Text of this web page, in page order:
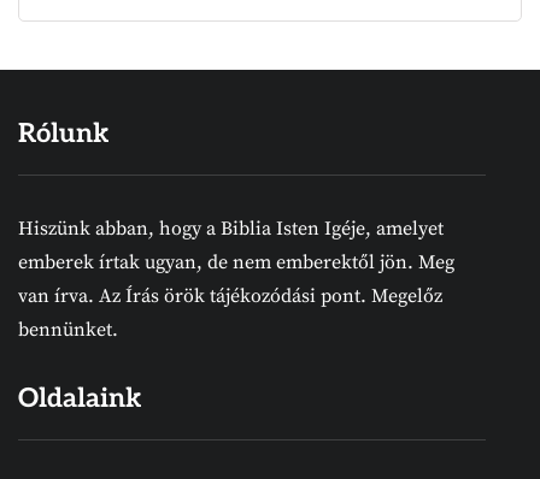
Rólunk
Hiszünk abban, hogy a Biblia Isten Igéje, amelyet
emberek írtak ugyan, de nem emberektől jön. Meg
van írva. Az Írás örök tájékozódási pont. Megelőz
bennünket.
Oldalaink